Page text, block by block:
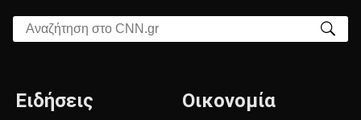
Αναζήτηση στο CNN.gr
Ειδήσεις Οικονομία